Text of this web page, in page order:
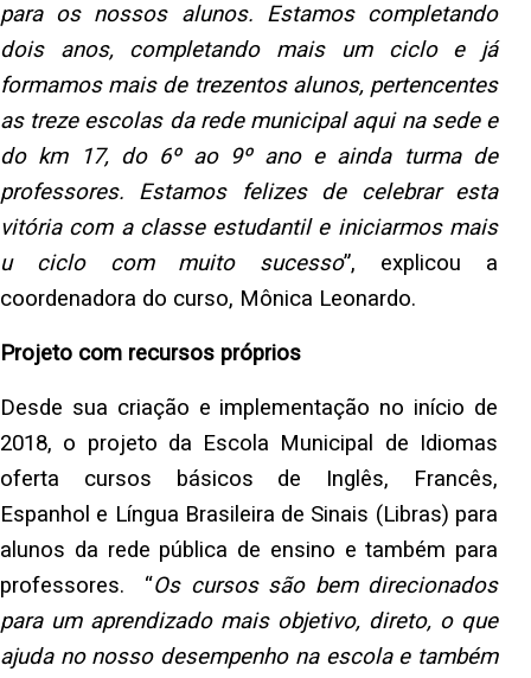
para os nossos alunos. Estamos completando
dois anos, completando mais um ciclo e já
formamos mais de trezentos alunos, pertencentes
as treze escolas da rede municipal aqui na sede e
do km 17, do 6º ao 9º ano e ainda turma de
professores. Estamos felizes de celebrar esta
vitória com a classe estudantil e iniciarmos mais
u ciclo com muito sucesso”, explicou a
coordenadora do curso, Mônica Leonardo.
Projeto com recursos próprios
Desde sua criação e implementação no início de
2018, o projeto da Escola Municipal de Idiomas
oferta cursos básicos de Inglês, Francês,
Espanhol e Língua Brasileira de Sinais (Libras) para
alunos da rede pública de ensino e também para
professores. “Os cursos são bem direcionados
para um aprendizado mais objetivo, direto, o que
ajuda no nosso desempenho na escola e também